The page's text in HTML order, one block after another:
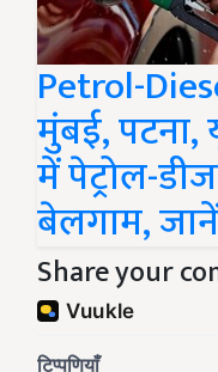
Petrol-
मुंबई, पटना,
में पेट्रोल-
बेलगाम,
Share your